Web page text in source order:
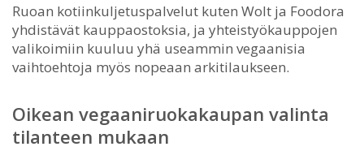
Ruoan kotiinkuljetuspalvelut kuten Wolt ja Foodora
yhdistävät kauppaostoksia, ja yhteistyökauppojen
valikoimiin kuuluu yhä useammin vegaanisia
vaihtoehtoja myös nopeaan arkitilaukseen.
Oikean vegaaniruokakaupan valinta
tilanteen mukaan